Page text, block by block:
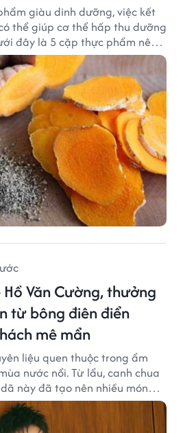
giàu dinh dưỡng, việc kết
thể giúp cơ thể hấp thu dưỡng
đây là 5 cặp thực phẩm nên
giá trị dinh dưỡng.
Hồ Văn Cường, thưởng
từ bông điên điển
mê mẩn
liệu quen thuộc trong ẩm
nước nổi. Từ lẩu, canh chua
này đã tạo nên nhiều món
quên.